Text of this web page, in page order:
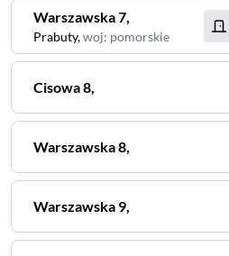
Warszawska7,
Prabuty,woj: pomorskie
Cisowa8,
Warszawska8,
Warszawska 9,